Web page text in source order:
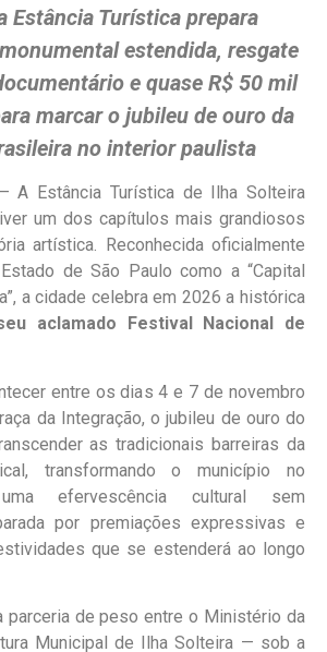
Estância Turística prepara
estendida, resgate
e quase R$ 50 mil
marcar o jubileu de ouro da
no interior paulista
A Estância Turística de Ilha Solteira
um dos capítulos mais grandiosos
artística. Reconhecida oficialmente
de São Paulo como a “Capital
a cidade celebra em 2026 a histórica
aclamado Festival Nacional de
entre os dias 4 e 7 de novembro
da Integração, o jubileu de ouro do
as tradicionais barreiras da
transformando o município no
efervescência cultural sem
por premiações expressivas e
que se estenderá ao longo
parceria de peso entre o Ministério da
Municipal de Ilha Solteira — sob a